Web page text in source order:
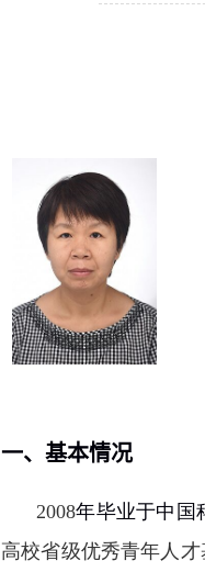
一、基本情况
2008年毕业于中国
高校省级优秀青年人